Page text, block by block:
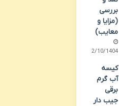
بررسی
(مزایا و
معایب)
02/10/1404
کیسه
آب گرم
برقی
جیب دار